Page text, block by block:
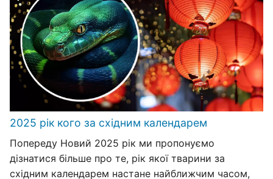
2025 рік кого за східним календарем
Попереду Новий 2025 рік ми пропонуємо
дізнатися більше про те, рік якої тварини за
східним календарем настане найближчим часом,